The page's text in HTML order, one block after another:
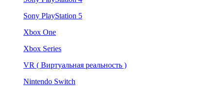
Sony PlayStation 5
Xbox One
Xbox Series
VR ( Виртуальная реальность )
Nintendo Switch